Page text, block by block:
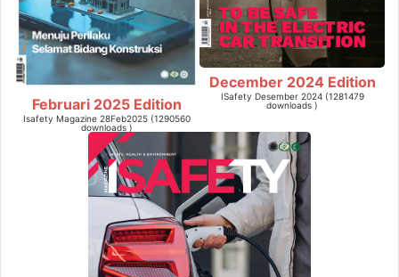
Februari 2025 Edition
Isafety Magazine 28Feb2025 (1290560
downloads )
December 2024 Edition
ISafety Desember 2024 (1281479
downloads )